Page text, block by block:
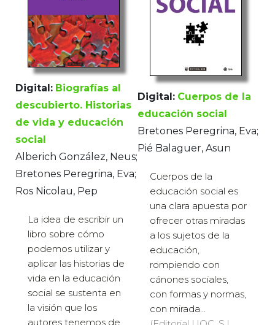
Digital: Biografías al
descubierto. Historias
de vida y educación
social
Alberich González, Neus;
Bretones Peregrina, Eva;
Ros Nicolau, Pep
La idea de escribir un
libro sobre cómo
podemos utilizar y
aplicar las historias de
vida en la educación
social se sustenta en
la visión que los
autores tenemos de
Digital: Cuerpos de la
educación social
Bretones Peregrina, Eva;
Pié Balaguer, Asun
Cuerpos de la
educación social es
una clara apuesta por
ofrecer otras miradas
a los sujetos de la
educación,
rompiendo con
cánones sociales,
con formas y normas,
con mirada...